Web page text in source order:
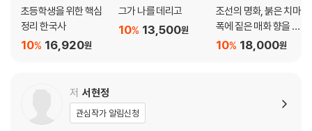
가라지 | 가시관 | 가죽 부대 | 갈대 상자 | 감람나무 | 겨자씨 | 구유 | 굵은
베 | 궁창 | 규빗 | 나드 | 낙타 | 놋대야 | 놋뱀 | 누룩 | 다림줄 | 드라빔 | 등
잔 | 로뎀나무 | 만나 | 멍에 | 면류관 | 모퉁잇돌 | 몰약 | 무교병 | 무화과나
초 | 유향 | 장막 | 저울 | 전병 | 전신 갑주 | 제단 | 조각목 | 종려나무 | 쥐엄
열매 | 지계석 | 진설병 | 차꼬 | 채색옷 | 초막 | 풀무 | 행각 | 향로 | 호심경
| 화관 | 휘장 | 흉패
초등학생을 위한 핵심
정리 한국사
16,920원
10%
그가 나를 데리고
13,500원
10%
조선의 명화, 붉은 치마
폭에 짙은 매화 향을 담
다 (청록)18,000원
10%
저 서현정
관심작가 알림신청